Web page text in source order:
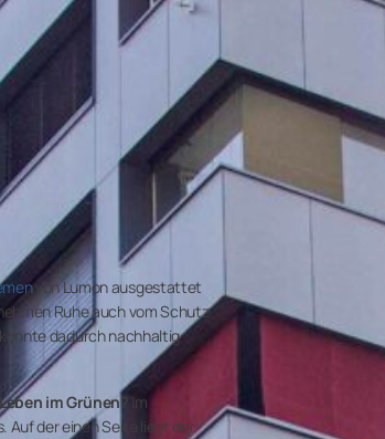
von Lumon ausgestattet
Ruhe auch vom Schutz
dadurch nachhaltig
im Grünen? Im
Auf der einen Seite liegt der